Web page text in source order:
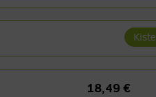
Kiste
18,49 €